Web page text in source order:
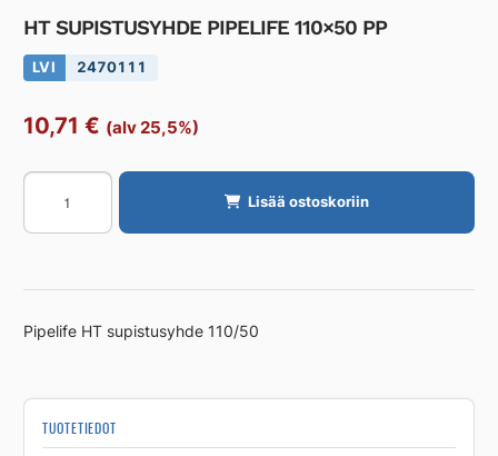
HT SUPISTUSYHDE PIPELIFE 110×50 PP
LVI 2470111
10,71 € (alv 25,5%)
HT
SUPISTUSYHDE
PIPELIFE
PP
Lisää ostoskoriin
Pipelife HT supistusyhde 110/50
TUOTETIEDOT